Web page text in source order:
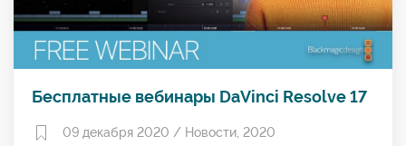
Бесплатные вебинары DaVinci Resolve 17
09 декабря 2020 / Новости 2020